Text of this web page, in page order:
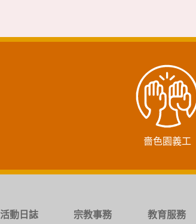
嗇色園義工
活動日誌
宗教事務
教育服務